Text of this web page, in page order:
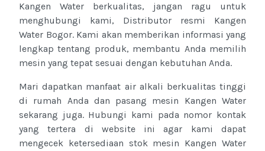
Kangen Water berkualitas, jangan ragu untuk
menghubungi kami, Distributor resmi Kangen
Water Bogor. Kami akan memberikan informasi yang
lengkap tentang produk, membantu Anda memilih
mesin yang tepat sesuai dengan kebutuhan Anda.
Mari dapatkan manfaat air alkali berkualitas tinggi
di rumah Anda dan pasang mesin Kangen Water
sekarang juga. Hubungi kami pada nomor kontak
yang tertera di website ini agar kami dapat
mengecek ketersediaan stok mesin Kangen Water